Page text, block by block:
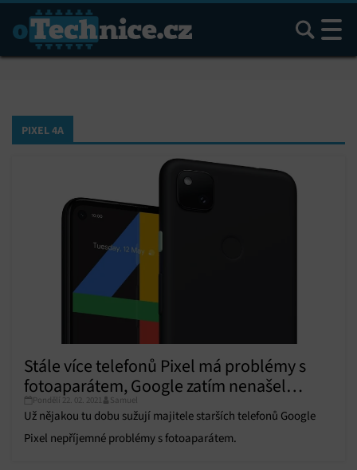
Hledat
PIXEL 4A
Stále více telefonů Pixel má problémy s
fotoaparátem, Google zatím nenašel
řešení
Pondělí 22. 02. 2021 Samuel
Už nějakou tu dobu sužují majitele starších telefonů Google
Pixel nepříjemné problémy s fotoaparátem.